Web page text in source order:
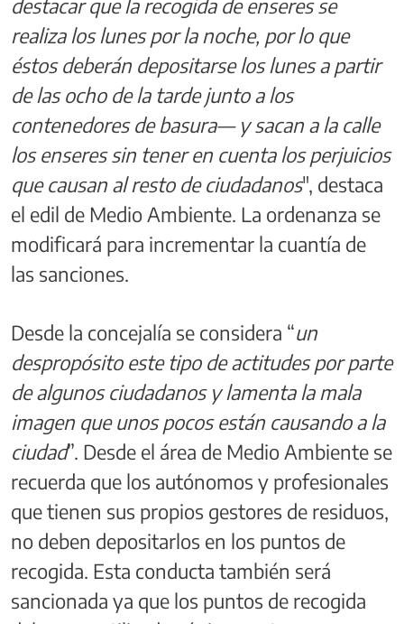
realiza los lunes por la noche, por lo que
éstos deberán depositarse los lunes a partir
de las ocho de la tarde junto a los
contenedores de basura— y sacan a la calle
los enseres sin tener en cuenta los perjuicios
que causan al resto de ciudadanos", destaca
el edil de Medio Ambiente. La ordenanza se
modificará para incrementar la cuantía de
las sanciones.
Desde la concejalía se considera “un
despropósito este tipo de actitudes por parte
de algunos ciudadanos y lamenta la mala
imagen que unos pocos están causando a la
ciudad”. Desde el área de Medio Ambiente se
recuerda que los autónomos y profesionales
que tienen sus propios gestores de residuos,
no deben depositarlos en los puntos de
recogida. Esta conducta también será
sancionada ya que los puntos de recogida